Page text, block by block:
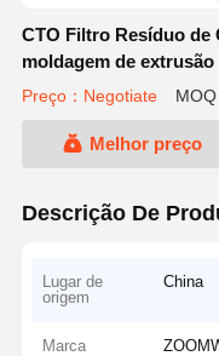
CTO Filtro Resíduo de
moldagem de
Preço：Negotiate
Melhor preço
Descrição De
Lugar de
origem
China
Marca